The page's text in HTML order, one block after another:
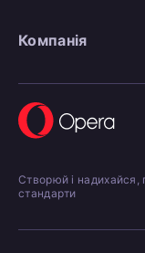
Компанія
Створюй і надихайся,
стандарти